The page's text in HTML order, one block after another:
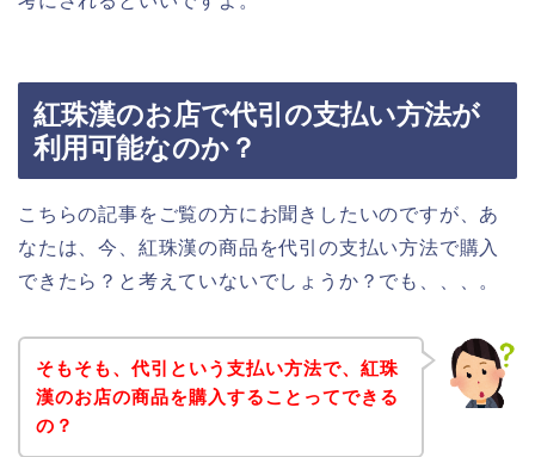
紅珠漢のお店で代引の支払い方法が
利用可能なのか？
こちらの記事をご覧の方にお聞きしたいのですが、あ
なたは、今、紅珠漢の商品を代引の支払い方法で購入
できたら？と考えていないでしょうか？でも、、、。
そもそも、代引という支払い方法で、紅珠
漢のお店の商品を購入することってできる
の？